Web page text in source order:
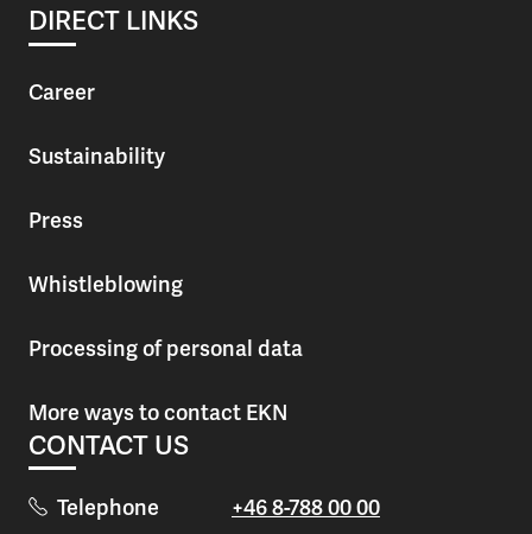
DIRECT LINKS
Career
Sustainability
Press
Whistleblowing
Processing of personal data
More ways to contact EKN
CONTACT US
Telephone +46 8-788 00 00